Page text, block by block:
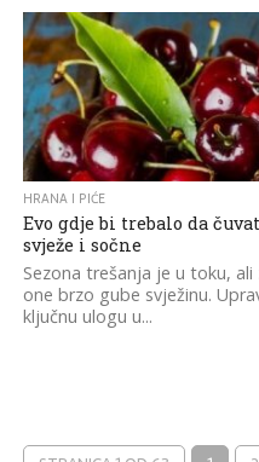
HRANA I PIĆE
Evo gdje bi trebalo da
svježe i sočne
Sezona trešanja je u toku,
one brzo gube svježinu.
ključnu ulogu u...